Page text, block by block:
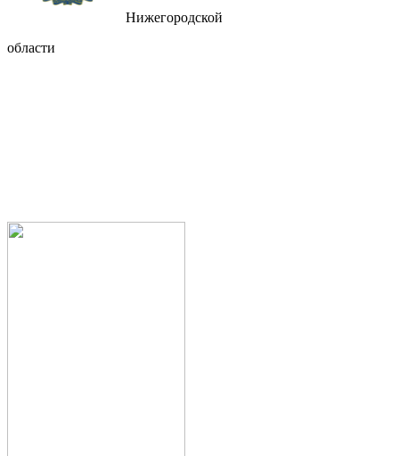
Нижегородской
области